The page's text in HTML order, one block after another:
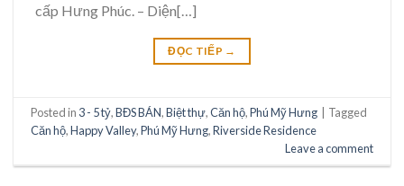
cấp Hưng Phúc. – Diện[…]
ĐỌC TIẾP →
Posted in 3 - 5 tỷ,BĐS BÁN,Biệt thự,Căn hộ,Phú Mỹ Hưng
Tagged
Căn hộ,Happy Valley,Phú Mỹ Hưng,Riverside Residence
Leave a comment